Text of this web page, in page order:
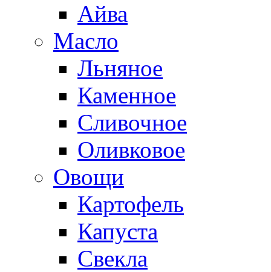
Айва
Масло
Льняное
Каменное
Сливочное
Оливковое
Овощи
Картофель
Капуста
Свекла